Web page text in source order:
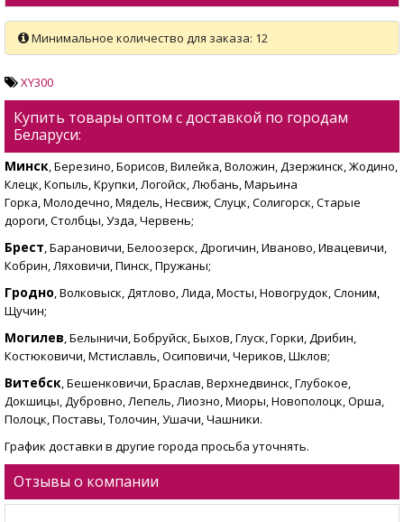
Минимальное количество для заказа: 12
XY300
Купить товары оптом с доставкой по городам
Беларуси:
Минск, Березино, Борисов, Вилейка, Воложин, Дзержинск, Жодино,
Клецк, Копыль, Крупки, Логойск, Любань, Марьина
Горка, Молодечно, Мядель, Несвиж, Слуцк, Солигорск, Старые
дороги, Столбцы, Узда, Червень;
Брест, Барановичи, Белоозерск, Дрогичин, Иваново, Ивацевичи,
Кобрин, Ляховичи, Пинск, Пружаны;
Гродно, Волковыск, Дятлово, Лида, Мосты, Новогрудок, Слоним,
Щучин;
Могилев, Белыничи, Бобруйск, Быхов, Глуск, Горки, Дрибин,
Костюковичи, Мстиславль, Осиповичи, Чериков, Шклов;
Витебск, Бешенковичи, Браслав, Верхнедвинск, Глубокое,
Докшицы, Дубровно, Лепель, Лиозно, Миоры, Новополоцк, Орша,
Полоцк, Поставы, Толочин, Ушачи, Чашники.
График доставки в другие города просьба уточнять.
Отзывы о компании